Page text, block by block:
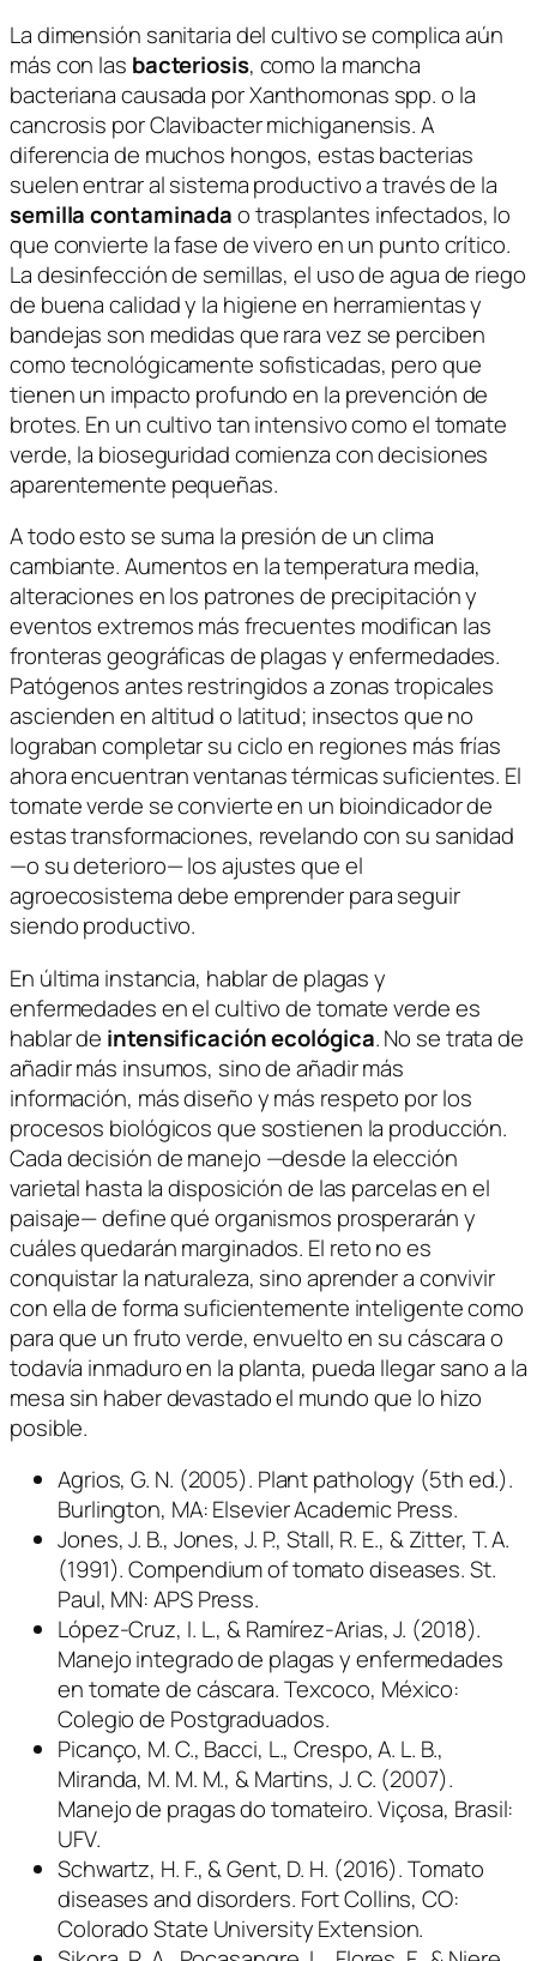
La dimensión sanitaria del cultivo se complica aún
más con las bacteriosis, como la mancha
bacteriana causada porXanthomonas spp.o la
cancrosis porClavibacter michiganensis. A
diferencia de muchos hongos, estas bacterias
suelen entrar al sistema productivo a través de la
semilla contaminadao trasplantes infectados, lo
que convierte la fase de vivero en un punto crítico.
La desinfección de semillas, el uso de agua de riego
de buena calidad y la higiene en herramientas y
bandejas son medidas que rara vez se perciben
como tecnológicamente sofisticadas, pero que
tienen un impacto profundo en la prevención de
brotes. En un cultivo tan intensivo como el tomate
verde, la bioseguridad comienza con decisiones
aparentemente pequeñas.
A todo esto se suma la presión de un clima
cambiante. Aumentos en la temperatura media,
alteraciones en los patrones de precipitación y
eventos extremos más frecuentes modifican las
fronteras geográficas de plagas y enfermedades.
Patógenos antes restringidos a zonas tropicales
ascienden en altitud o latitud; insectos que no
lograban completar su ciclo en regiones más frías
ahora encuentran ventanas térmicas suficientes. El
tomate verde se convierte en un bioindicador de
estas transformaciones, revelando con su sanidad
—o su deterioro— los ajustes que el
agroecosistema debe emprender para seguir
siendo productivo.
En última instancia, hablar de plagas y
enfermedades en el cultivo de tomate verde es
hablar de intensificación ecológica. No se trata de
añadir más insumos, sino de añadir más
información, más diseño y más respeto por los
procesos biológicos que sostienen la producción.
Cada decisión de manejo —desde la elección
varietal hasta la disposición de las parcelas en el
paisaje— define qué organismos prosperarán y
cuáles quedarán marginados. El reto no es
conquistar la naturaleza, sino aprender a convivir
con ella de forma suficientemente inteligente como
para que un fruto verde, envuelto en su cáscara o
todavía inmaduro en la planta, pueda llegar sano a la
mesa sin haber devastado el mundo que lo hizo
posible.
Agrios, G. N. (2005). Plant pathology (5th ed.).
Burlington, MA: Elsevier Academic Press.
Jones, J. B., Jones, J. P., Stall, R. E., & Zitter, T. A.
(1991). Compendium of tomato diseases. St.
Paul, MN: APS Press.
López-Cruz, I. L., & Ramírez-Arias, J. (2018).
Manejo integrado de plagas y enfermedades
en tomate de cáscara. Texcoco, México:
Colegio de Postgraduados.
Picanço, M. C., Bacci, L., Crespo, A. L. B.,
Miranda, M. M. M., & Martins, J. C. (2007).
Manejo de pragas do tomateiro. Viçosa, Brasil:
UFV.
Schwartz, H. F., & Gent, D. H. (2016). Tomato
diseases and disorders. Fort Collins, CO:
Colorado State University Extension.